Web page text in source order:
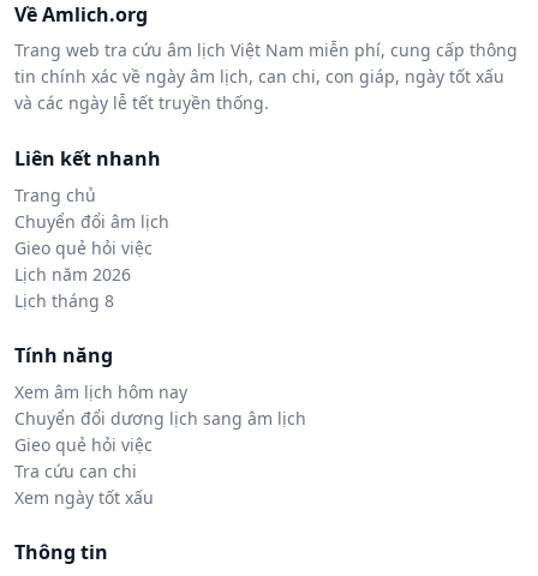
Về Amlich.org
Trang web tra cứu âm lịch Việt Nam miễn phí, cung cấp thông
tin chính xác về ngày âm lịch, can chi, con giáp, ngày tốt xấu
và các ngày lễ tết truyền thống.
Liên kết nhanh
Trang chủ
Chuyển đổi âm lịch
Gieo quẻ hỏi việc
Lịch năm 2026
Lịch tháng 8
Tính năng
Xem âm lịch hôm nay
Chuyển đổi dương lịch sang âm lịch
Gieo quẻ hỏi việc
Tra cứu can chi
Xem ngày tốt xấu
Thông tin